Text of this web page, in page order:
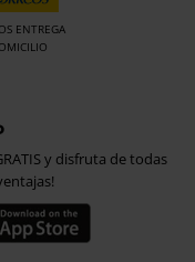
ENTREGA
y disfruta de todas